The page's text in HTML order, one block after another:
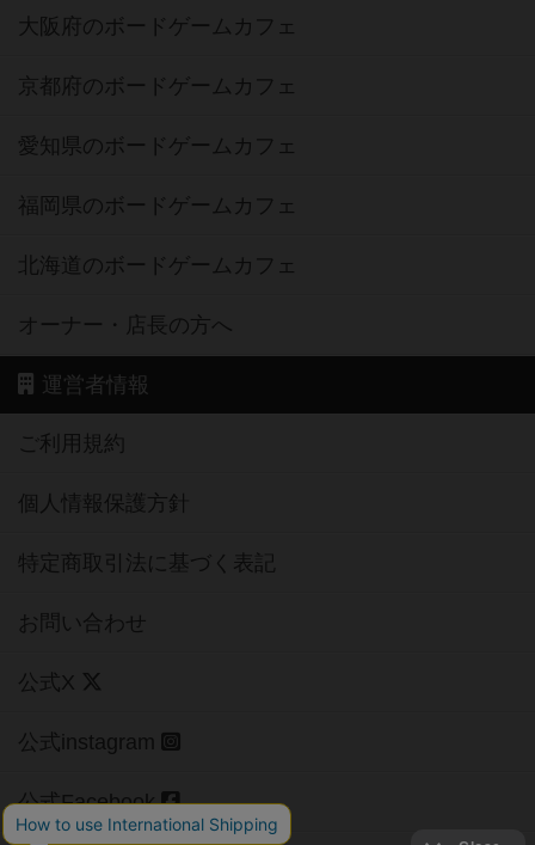
大阪府のボードゲームカフェ
京都府のボードゲームカフェ
愛知県のボードゲームカフェ
福岡県のボードゲームカフェ
北海道のボードゲームカフェ
オーナー・店長の方へ
運営者情報
ご利用規約
個人情報保護方針
特定商取引法に基づく表記
お問い合わせ
公式X
公式instagram
公式Facebook